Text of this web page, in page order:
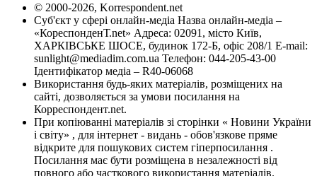
© 2000-2026, Korrespondent.net
Суб'єкт у сфері онлайн-медіа Назва онлайн-медіа –
«КореспонденТ.net» Адреса: 02091, місто Київ,
ХАРКІВСЬКЕ ШОСЕ, будинок 172-Б, офіс 208/1 E-mail:
sunlight@mediadim.com.ua Телефон: 044-205-43-00
Ідентифікатор медіа – R40-06068
Використання будь-яких матеріалів, розміщених на
сайті, дозволяється за умови посилання на
Корреспондент.net.
При копіюванні матеріалів зі сторінки « Новини України
і світу» , для інтернет - видань - обов'язкове пряме
відкрите для пошукових систем гіперпосилання .
Посилання має бути розміщена в незалежності від
повного або часткового використання матеріалів.